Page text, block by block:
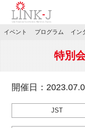
特別会員専用メニュー
イベント プログラム イン
特別
開催日：
JST